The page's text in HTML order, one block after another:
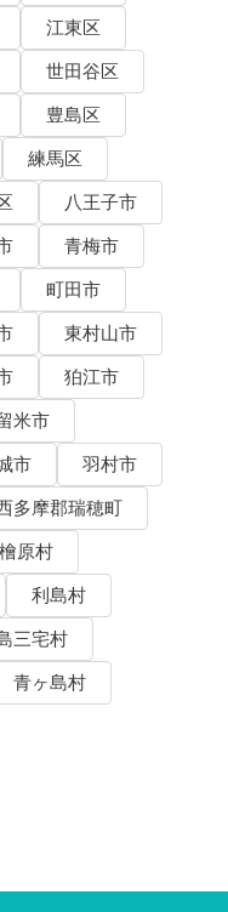
江東区
世田谷区
豊島区
練馬区
八王子市
青梅市
町田市
東村山市
狛江市
米市
市
羽村市
多摩郡瑞穂町
原村
利島村
三宅村
青ヶ島村